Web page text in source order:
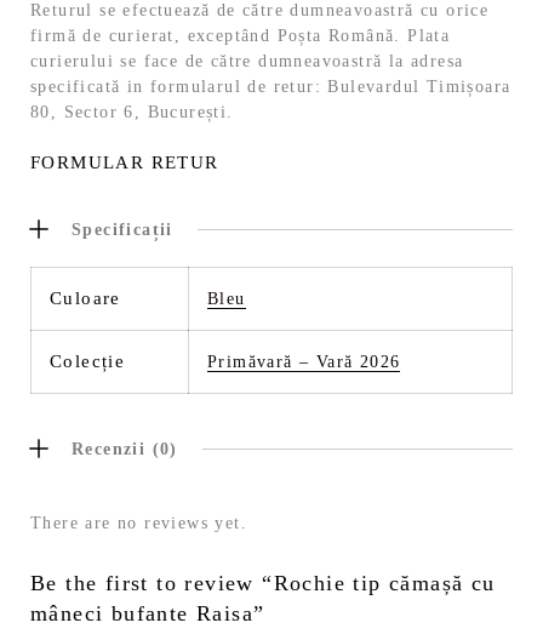
Returul se efectuează de către dumneavoastră cu orice
firmă de curierat, exceptând Poșta Română. Plata
curierului se face de către dumneavoastră la adresa
specificată in formularul de retur: Bulevardul Timișoara
80, Sector 6, București.
FORMULAR RETUR
Specificații
Culoare Bleu
Colecție Primăvară – Vară 2026
Recenzii (0)
There are no reviews yet.
Be the first to review “Rochie tip cămașă cu
mâneci bufante Raisa”